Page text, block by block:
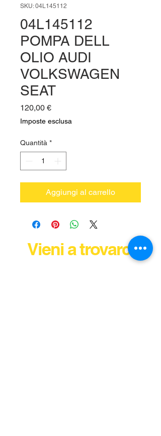
SKU: 04L145112
04L145112
POMPA DELL
OLIO AUDI
VOLKSWAGEN
SEAT
120,00 €Prezzo
Imposte esclusa
Quantità *
Aggiungi al carrello
Vieni a trovarci